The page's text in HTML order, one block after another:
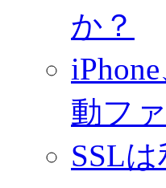
か？
動フ
SSL